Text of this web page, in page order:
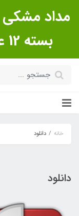
بسته 12 عددی
خانه دانلود
دانلود